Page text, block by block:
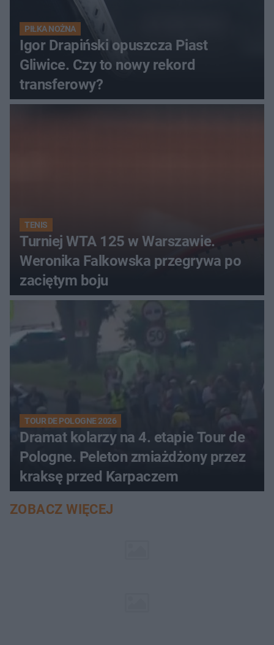
PIŁKA NOŻNA
Igor Drapiński opuszcza Piast
Gliwice. Czy to nowy rekord
transferowy?
TENIS
Turniej WTA 125 w Warszawie.
Weronika Falkowska przegrywa po
zaciętym boju
TOUR DE POLOGNE 2026
Dramat kolarzy na 4. etapie Tour de
Pologne. Peleton zmiażdżony przez
kraksę przed Karpaczem
ZOBACZ WIĘCEJ